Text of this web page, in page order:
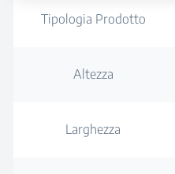
Tipologia Prodotto
Altezza
Larghezza